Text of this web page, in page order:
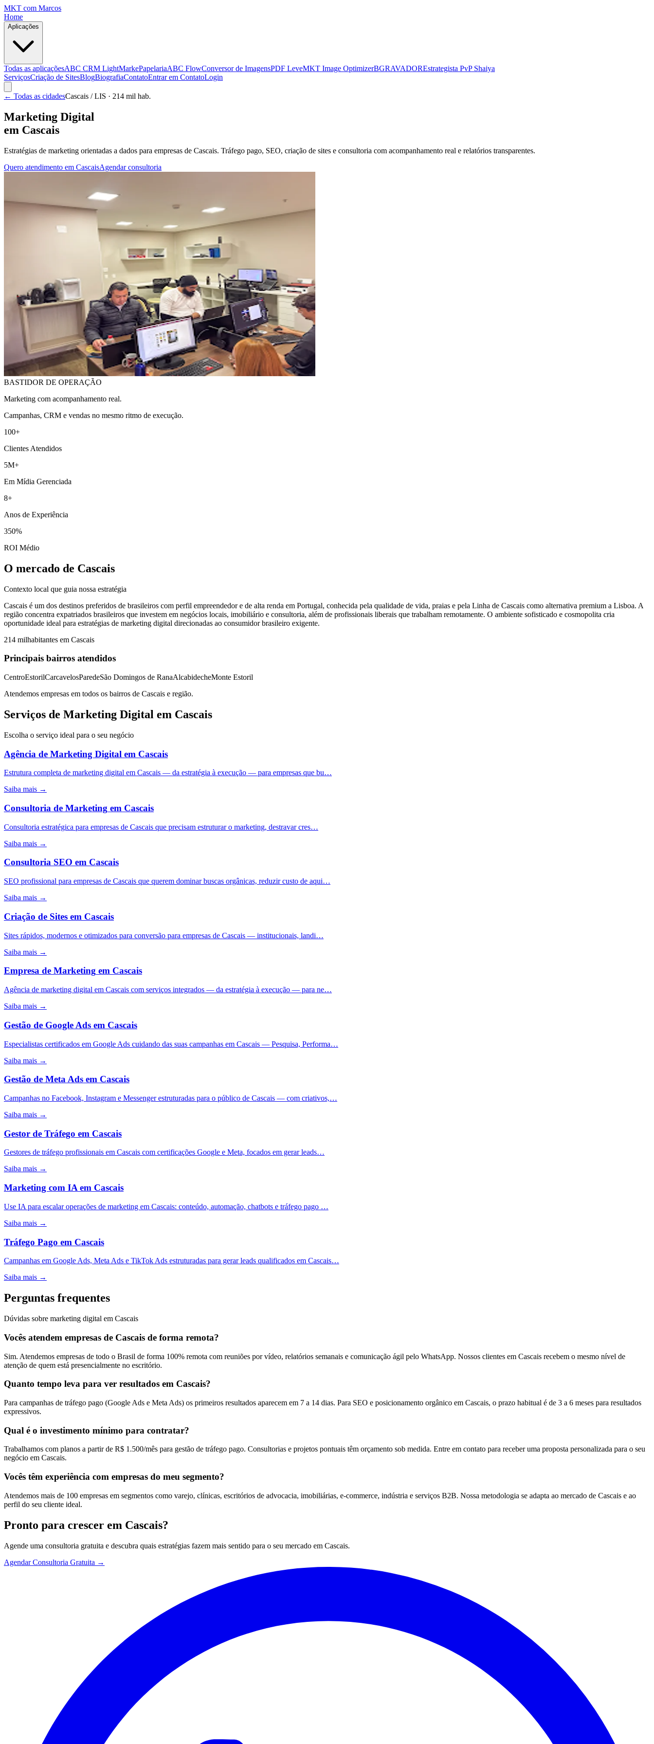
MKT com Marcos
Home
Aplicações
Todas as aplicaçõesABC CRM LightMarkePapelariaABC FlowConversor de ImagensPDF LeveMKT Image OptimizerBGRAVADOREstrategista PvP Shaiya
ServiçosCriação de SitesBlogBiografiaContatoEntrar em ContatoLogin
← Todas as cidadesCascais / LIS · 214 mil hab.
Marketing Digital
em Cascais
Estratégias de marketing orientadas a dados para empresas de Cascais. Tráfego pago, SEO, criação de sites e consultoria com acompanhamento real e relatórios transparentes.
Quero atendimento em CascaisAgendar consultoria
BASTIDOR DE OPERAÇÃO
Marketing com acompanhamento real.
Campanhas, CRM e vendas no mesmo ritmo de execução.
100+
Clientes Atendidos
5M+
Em Mídia Gerenciada
8+
Anos de Experiência
350%
ROI Médio
O mercado de Cascais
Contexto local que guia nossa estratégia
Cascais é um dos destinos preferidos de brasileiros com perfil empreendedor e de alta renda em Portugal, conhecida pela qualidade de vida, praias e pela Linha de Cascais como alternativa premium a Lisboa. A
região concentra expatriados brasileiros que investem em negócios locais, imobiliário e consultoria, além de profissionais liberais que trabalham remotamente. O ambiente sofisticado e cosmopolita cria
oportunidade ideal para estratégias de marketing digital direcionadas ao consumidor brasileiro exigente.
214 milhabitantes em Cascais
Principais bairros atendidos
CentroEstorilCarcavelosParedeSão Domingos de RanaAlcabidecheMonte Estoril
Atendemos empresas em todos os bairros de Cascais e região.
Serviços de Marketing Digital em Cascais
Escolha o serviço ideal para o seu negócio
Agência de Marketing Digital em Cascais
Estrutura completa de marketing digital em Cascais — da estratégia à execução — para empresas que bu…
Saiba mais →
Consultoria de Marketing em Cascais
Consultoria estratégica para empresas de Cascais que precisam estruturar o marketing, destravar cres…
Saiba mais →
Consultoria SEO em Cascais
SEO profissional para empresas de Cascais que querem dominar buscas orgânicas, reduzir custo de aqui…
Saiba mais →
Criação de Sites em Cascais
Sites rápidos, modernos e otimizados para conversão para empresas de Cascais — institucionais, landi…
Saiba mais →
Empresa de Marketing em Cascais
Agência de marketing digital em Cascais com serviços integrados — da estratégia à execução — para ne…
Saiba mais →
Gestão de Google Ads em Cascais
Especialistas certificados em Google Ads cuidando das suas campanhas em Cascais — Pesquisa, Performa…
Saiba mais →
Gestão de Meta Ads em Cascais
Campanhas no Facebook, Instagram e Messenger estruturadas para o público de Cascais — com criativos,…
Saiba mais →
Gestor de Tráfego em Cascais
Gestores de tráfego profissionais em Cascais com certificações Google e Meta, focados em gerar leads…
Saiba mais →
Marketing com IA em Cascais
Use IA para escalar operações de marketing em Cascais: conteúdo, automação, chatbots e tráfego pago …
Saiba mais →
Tráfego Pago em Cascais
Campanhas em Google Ads, Meta Ads e TikTok Ads estruturadas para gerar leads qualificados em Cascais…
Saiba mais →
Perguntas frequentes
Dúvidas sobre marketing digital em Cascais
Vocês atendem empresas de Cascais de forma remota?
Sim. Atendemos empresas de todo o Brasil de forma 100% remota com reuniões por vídeo, relatórios semanais e comunicação ágil pelo WhatsApp. Nossos clientes em Cascais recebem o mesmo nível de
atenção de quem está presencialmente no escritório.
Quanto tempo leva para ver resultados em Cascais?
Para campanhas de tráfego pago (Google Ads e Meta Ads) os primeiros resultados aparecem em 7 a 14 dias. Para SEO e posicionamento orgânico em Cascais, o prazo habitual é de 3 a 6 meses para resultados
expressivos.
Qual é o investimento mínimo para contratar?
Trabalhamos com planos a partir de R$ 1.500/mês para gestão de tráfego pago. Consultorias e projetos pontuais têm orçamento sob medida. Entre em contato para receber uma proposta personalizada para o seu
negócio em Cascais.
Vocês têm experiência com empresas do meu segmento?
Atendemos mais de 100 empresas em segmentos como varejo, clínicas, escritórios de advocacia, imobiliárias, e-commerce, indústria e serviços B2B. Nossa metodologia se adapta ao mercado de Cascais e ao
perfil do seu cliente ideal.
Pronto para crescer em Cascais?
Agende uma consultoria gratuita e descubra quais estratégias fazem mais sentido para o seu mercado em Cascais.
Agendar Consultoria Gratuita →